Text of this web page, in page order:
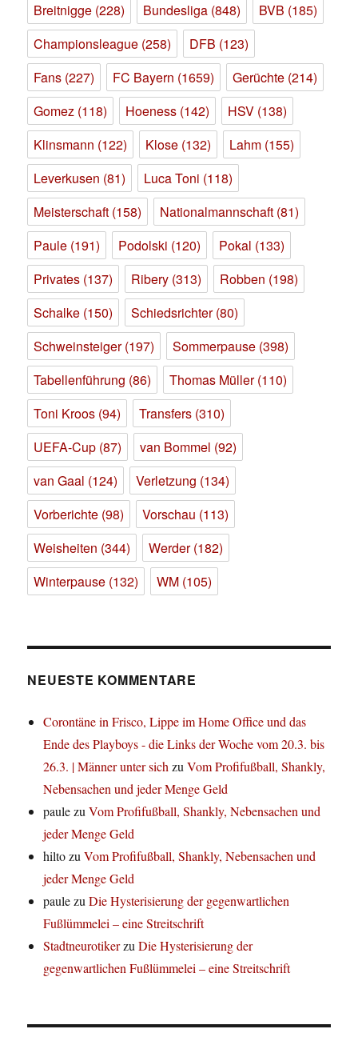
Breitnigge (228) Bundesliga (848) BVB (185)
Championsleague (258) DFB (123)
Fans (227) FC Bayern (1659) Gerüchte (214)
Gomez (118) Hoeness (142) HSV (138)
Klinsmann (122) Klose (132) Lahm (155)
Leverkusen (81) Luca Toni (118)
Meisterschaft (158) Nationalmannschaft (81)
Paule (191) Podolski (120) Pokal (133)
Privates (137) Ribery (313) Robben (198)
Schalke (150) Schiedsrichter(80)
Schweinsteiger(197) Sommerpause (398)
Tabellenführung (86) Thomas Müller(110)
Toni Kroos (94) Transfers (310)
UEFA-Cup (87) van Bommel (92)
van Gaal (124) Verletzung (134)
Vorberichte (98) Vorschau (113)
Weisheiten (344) Werder(182)
Winterpause (132) WM (105)
NEUESTE KOMMENTARE
Corontäne in Frisco, Lippe im Home Office und das
Ende des Playboys - die Links der Woche vom 20.3. bis
26.3. | Männer unter sichzuVom Profifußball, Shankly,
Nebensachen und jeder Menge Geld
paulezuVom Profifußball, Shankly, Nebensachen und
jeder Menge Geld
hiltozuVom Profifußball, Shankly, Nebensachen und
jeder Menge Geld
paulezuDie Hysterisierung der gegenwartlichen
Fußlümmelei – eine Streitschrift
StadtneurotikerzuDie Hysterisierung der
gegenwartlichen Fußlümmelei – eine Streitschrift